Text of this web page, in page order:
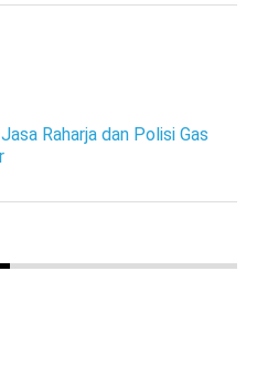
Raharja dan Polisi Gas